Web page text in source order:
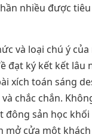
nhiều được
và loại chú ý
đạt ký kết kết lâu
xích toán sáng
chắc chắn.
đông sản học
mở cửa một